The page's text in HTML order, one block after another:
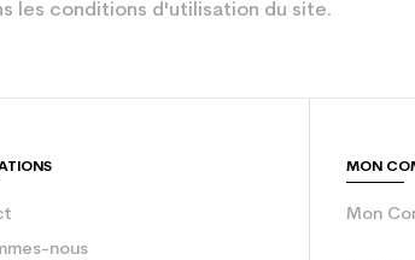
les conditions d'utilisation du site.
nous
MON
Mon